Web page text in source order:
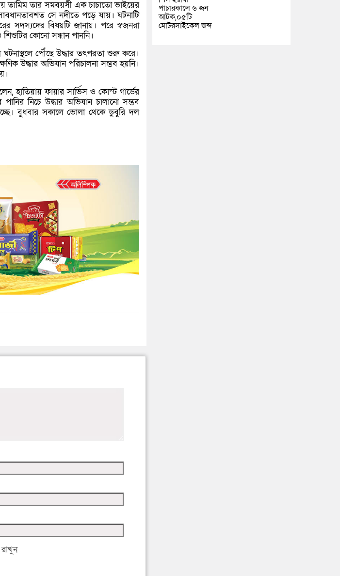
তামিম তার সমবয়সী এক চাচাতো ভাইয়ের
সে নদীতে পড়ে যায়। ঘটনাটি
সদস্যদের বিষয়টি জানায়। পরে স্বজনরা
কোনো সন্ধান পাননি।
ঘটনাস্থলে পৌঁছে উদ্ধার তৎপরতা শুরু করে।
উদ্ধার অভিযান পরিচালনা সম্ভব হয়নি।
হাতিয়ায় ফায়ার সার্ভিস ও কোস্ট গার্ডের
নিচে উদ্ধার অভিযান চালানো সম্ভব
বুধবার সকালে ভোলা থেকে ডুবুরি দল
পাচারকালে ৬ জন
আটক,০৫টি
মোটরসাইকেল জব্দ